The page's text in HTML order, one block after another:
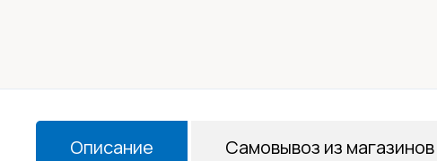
Описание Самовывоз из магазинов